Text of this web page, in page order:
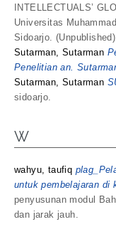
INTELLECTUALS’
Universitas
Sidoarjo. (Unpublished)
Sutarman, Sutarman
Penelitian an.
Sutarman, Sutarman
sidoarjo.
W
wahyu, taufiq
untuk pembelajaran di
penyusunan modul
dan jarak jauh.